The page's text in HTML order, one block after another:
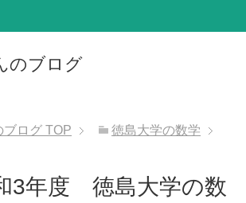
のブログ
ブログ TOP 徳島大学の数学
3年度 徳島大学の数